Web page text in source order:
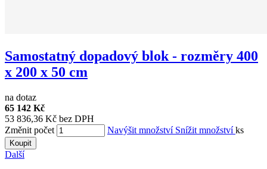
Samostatný dopadový blok - rozměry 400
x 200 x 50 cm
na dotaz
65 142 Kč
53 836,36 Kč bez DPH
Změnit počet
Navýšit množství Snížit množstvíks
Koupit
Další